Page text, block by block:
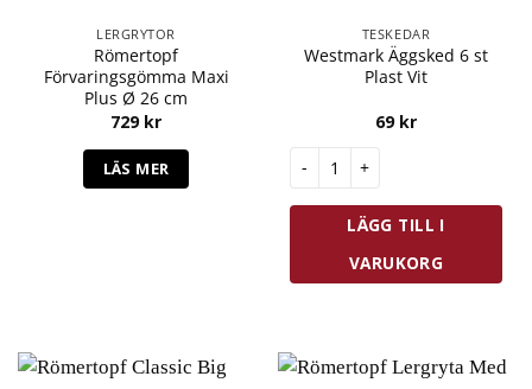
LERGRYTOR
Römertopf
Förvaringsgömma Maxi
Plus Ø 26 cm
729 kr
LÄS MER
TESKEDAR
Westmark Äggsked 6 st
Plast Vit
69 kr
Westmark Äggsked 6 st Plast
LÄGG TILL I
VARUKORG